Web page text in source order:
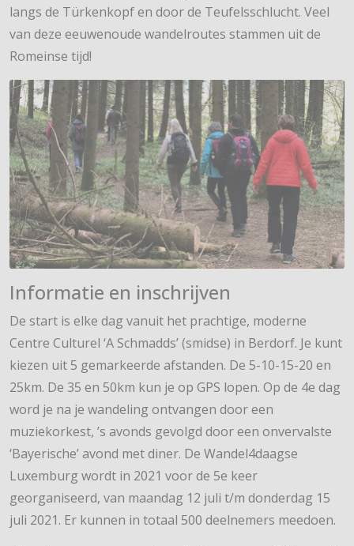
langs de Türkenkopf en door de Teufelsschlucht. Veel
van deze eeuwenoude wandelroutes stammen uit de
Romeinse tijd!
Informatie en inschrijven
De start is elke dag vanuit het prachtige, moderne
Centre Culturel ‘A Schmadds’ (smidse) in Berdorf. Je kunt
kiezen uit 5 gemarkeerde afstanden. De 5-10-15-20 en
25km. De 35 en 50km kun je op GPS lopen. Op de 4e dag
word je na je wandeling ontvangen door een
muziekorkest, ’s avonds gevolgd door een onvervalste
‘Bayerische’ avond met diner. De Wandel4daagse
Luxemburg wordt in 2021 voor de 5e keer
georganiseerd, van maandag 12 juli t/m donderdag 15
juli 2021. Er kunnen in totaal 500 deelnemers meedoen.